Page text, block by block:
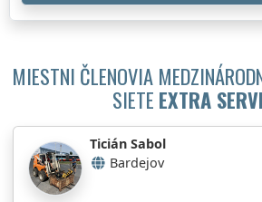
MIESTNI ČLENOVIA
SIETE EXTRA
Ticián Sabol
Bardejov